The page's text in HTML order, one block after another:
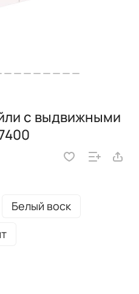
с выдвижными
Белый воск